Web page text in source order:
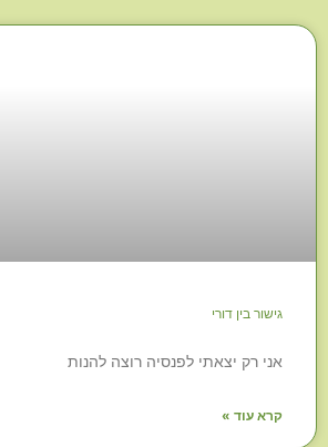
גישור בין דורי
אני רק יצאתי לפנסיה רוצה להנות
קרא עוד »